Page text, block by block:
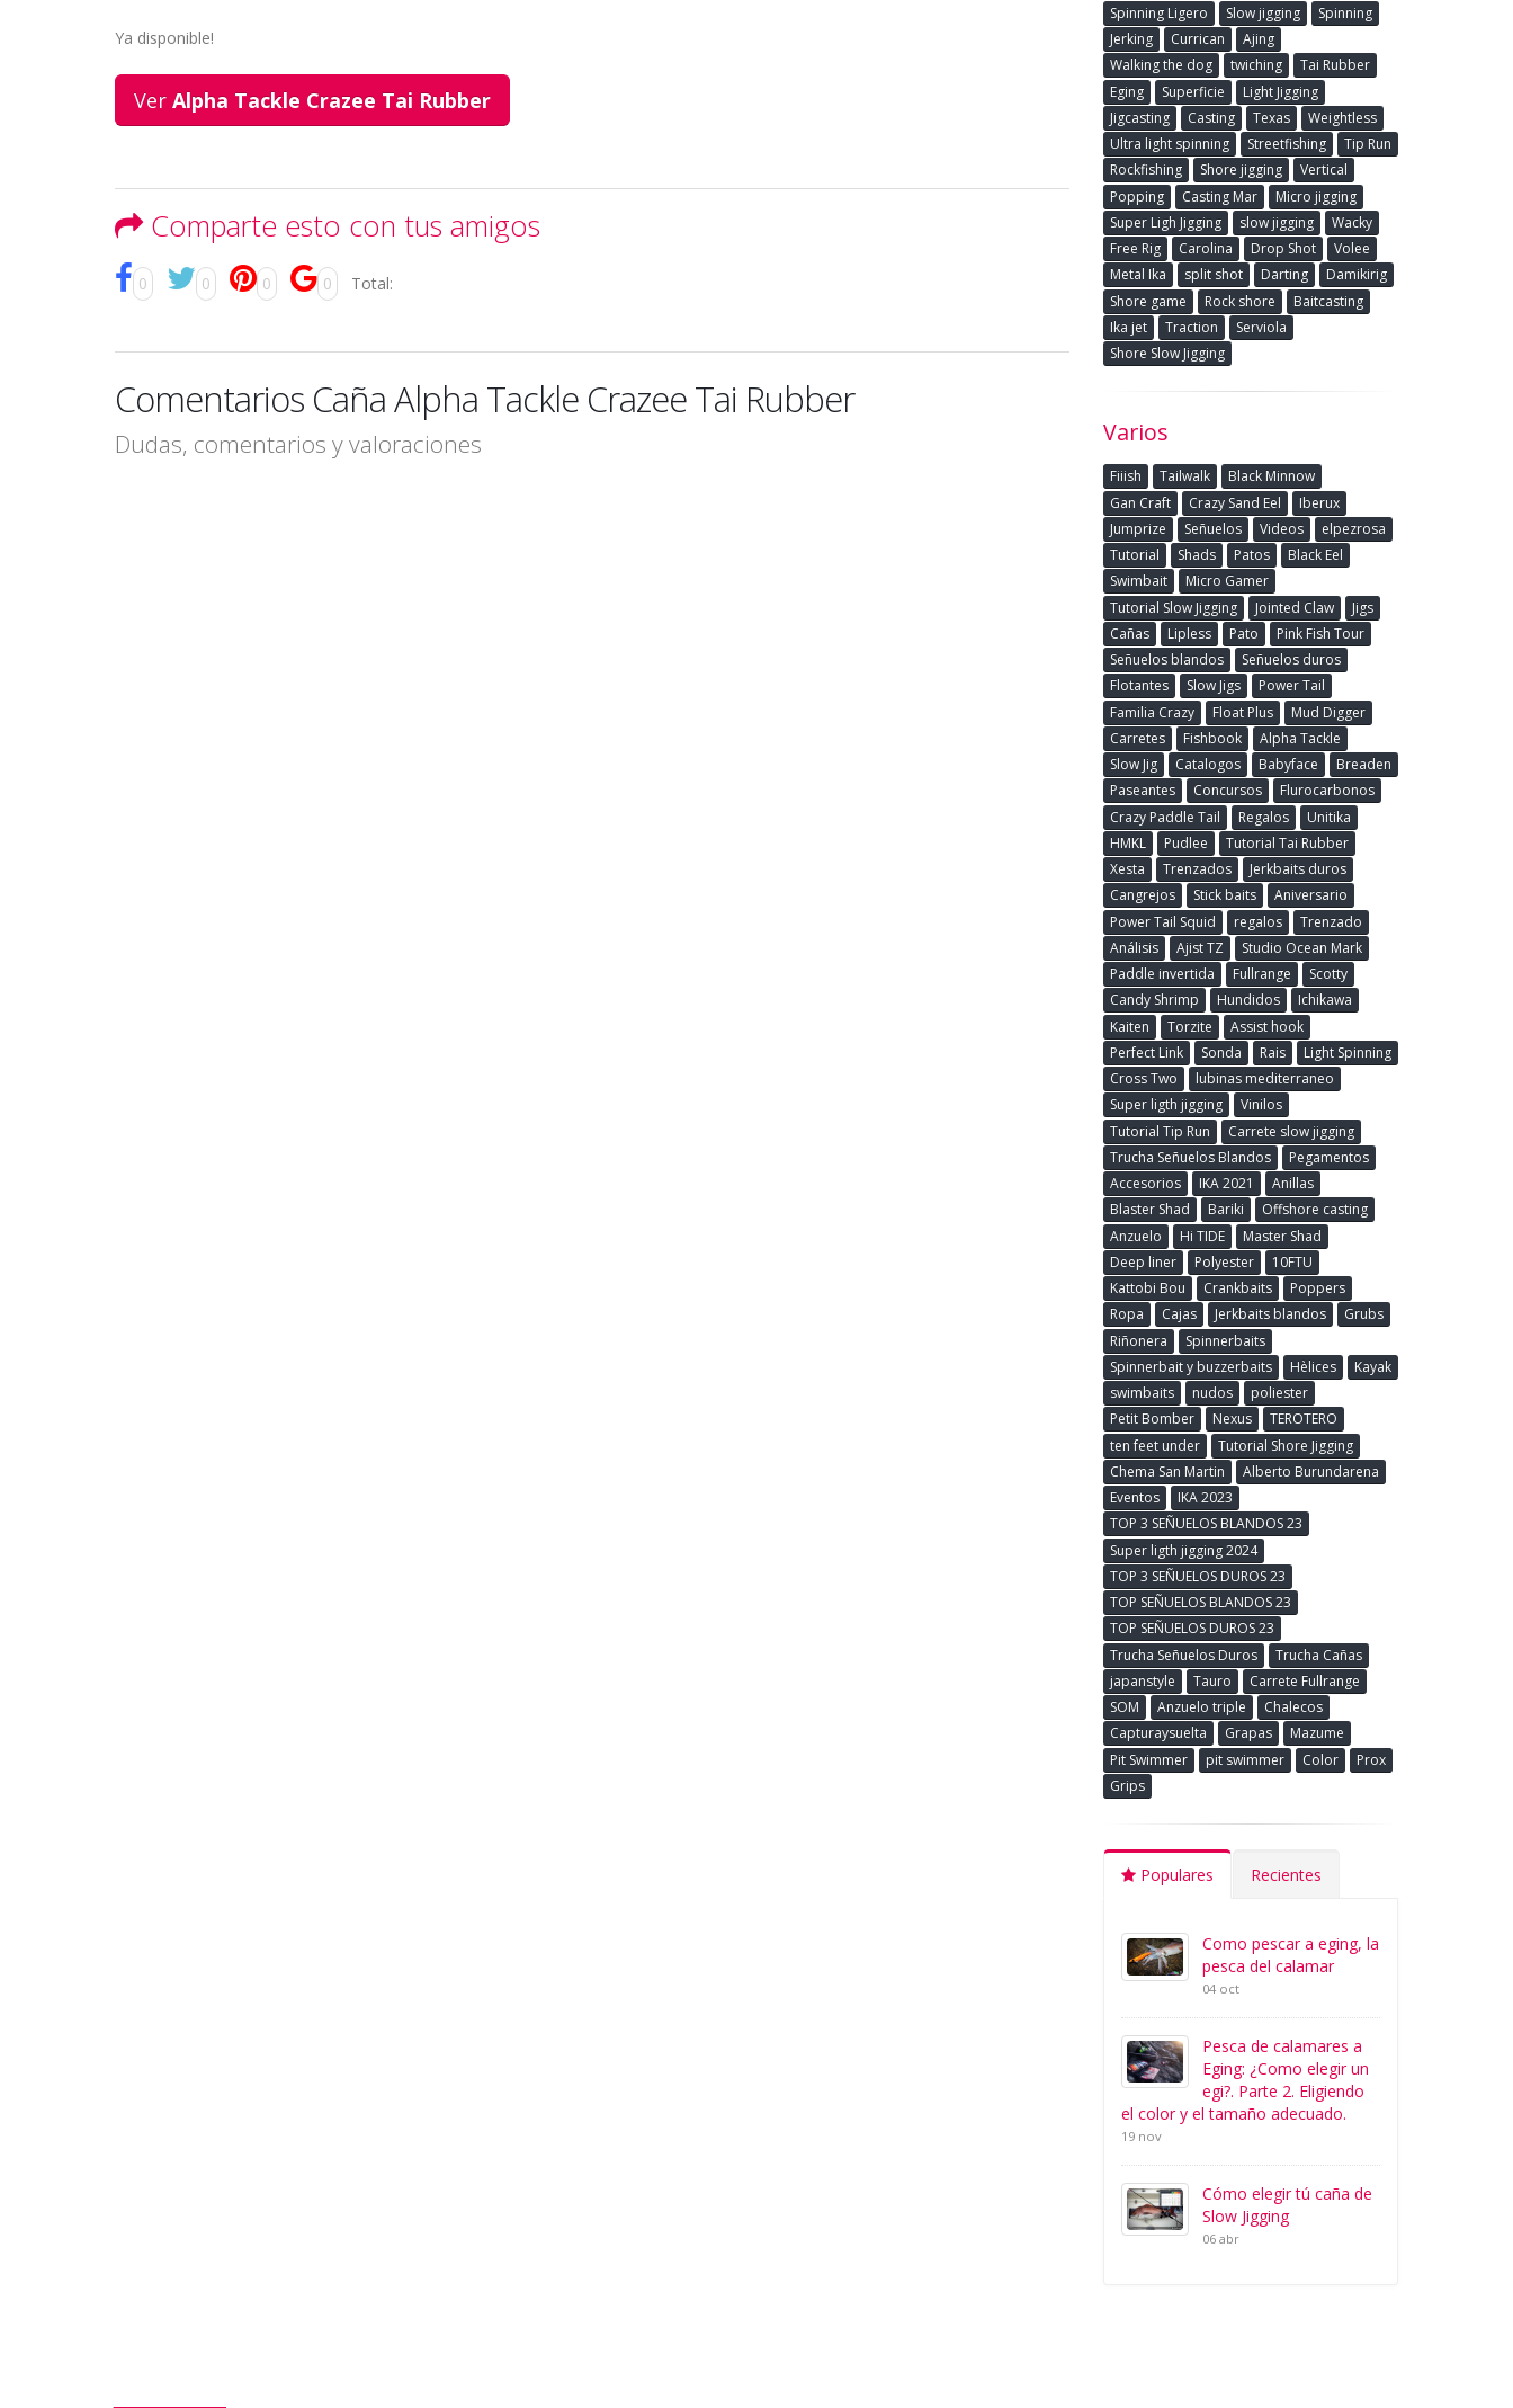
Ya disponible!
Ver Alpha Tackle Crazee Tai Rubber
Comparte esto con tus amigos
0 0 0 0 Total:
Comentarios Caña Alpha Tackle Crazee Tai Rubber
Dudas, comentarios y valoraciones
Spinning Ligero
Slow jigging
Spinning
Jerking
Currican
Ajing
Walking the dog
twiching
Tai Rubber
Eging
Superficie
Light Jigging
Jigcasting
Casting Texas
Weightless
Ultra light spinning
Streetfishing
Tip Run
Rockfishing
Shore jigging
Vertical
Popping
Casting Mar
Micro jigging
Super Ligh Jigging
slow jigging
Wacky
Free Rig
Carolina Drop Shot
Volee
Metal Ika
split shot Darting
Damikirig
Shore game
Rock shore
Baitcasting
Ika jet
Traction
Serviola
Shore Slow Jigging
Varios
Fiiish Tailwalk
Black Minnow
Gan Craft
Crazy Sand Eel
Iberux
Jumprize
Señuelos Videos
elpezrosa
Tutorial
Shads Patos
Black Eel
Swimbait
Micro Gamer
Tutorial Slow Jigging
Jointed Claw
Jigs
Cañas
Lipless Pato
Pink Fish Tour
Señuelos blandos
Señuelos duros
Flotantes
Slow Jigs
Power Tail
Familia Crazy
Float Plus
Mud Digger
Carretes
Fishbook
Alpha Tackle
Slow Jig
Catalogos Babyface
Breaden
Paseantes
Concursos
Flurocarbonos
Crazy Paddle Tail
Regalos
Unitika
HMKL
Pudlee
Tutorial Tai Rubber
Xesta
Trenzados
Jerkbaits duros
Cangrejos
Stick baits
Aniversario
Power Tail Squid
regalos
Trenzado
Análisis
Ajist TZ
Studio Ocean Mark
Paddle invertida
Fullrange
Scotty
Candy Shrimp
Hundidos
Ichikawa
Kaiten
Torzite
Assist hook
Perfect Link
Sonda Rais
Light Spinning
Cross Two
lubinas mediterraneo
Super ligth jigging
Vinilos
Tutorial Tip Run
Carrete slow jigging
Trucha Señuelos Blandos
Pegamentos
Accesorios
IKA 2021
Anillas
Blaster Shad
Bariki
Offshore casting
Anzuelo
Hi TIDE
Master Shad
Deep liner
Polyester
10FTU
Kattobi Bou
Crankbaits
Poppers
Ropa
Cajas Jerkbaits blandos
Grubs
Riñonera
Spinnerbaits
Spinnerbait y buzzerbaits
Hèlices
Kayak
swimbaits
nudos
poliester
Petit Bomber
Nexus
TEROTERO
ten feet under
Tutorial Shore Jigging
Chema San Martin
Alberto Burundarena
Eventos
IKA 2023
TOP 3 SEÑUELOS BLANDOS 23
Super ligth jigging 2024
TOP 3 SEÑUELOS DUROS 23
TOP SEÑUELOS BLANDOS 23
TOP SEÑUELOS DUROS 23
Trucha Señuelos Duros
Trucha Cañas
japanstyle
Tauro
Carrete Fullrange
SOM
Anzuelo triple
Chalecos
Capturaysuelta
Grapas
Mazume
Pit Swimmer
pit swimmer Color
Prox
Grips
Populares Recientes
Como pescar a eging, la
pesca del calamar
04 oct
Pesca de calamares a
Eging: ¿Como elegir un
egi?. Parte 2. Eligiendo
el color y el tamaño adecuado.
19 nov
Cómo elegir tú caña de
Slow Jigging
06 abr